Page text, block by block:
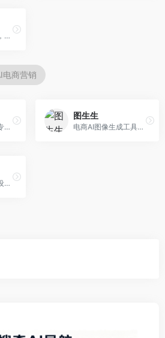
AI提示词搜索平台，整合多种AI工具提示词资源。面向AI创作者，提供提示词搜索、模板库、社区分享等服务，提示词资源丰富。
电商营销
AI虚拟试衣工具，专注于服装电商体验。面向服装电商，提供虚拟试穿、尺码推荐、穿搭建议等服务，试衣体验真实。
图生生
电商AI图像生成工具，专注于商品图创作。面向电商卖家，提供商品图生成、背景替换、批量处理等服务，商品图质量高。
AI图片美化及海报设计平台，专注于电商视觉设计。面向电商卖家，提供图片美化、海报设计、营销素材等服务，设计效率高。